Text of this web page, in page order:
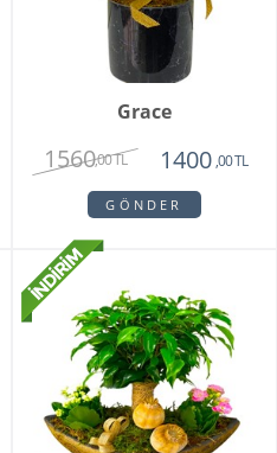
Grace
1560,00 TL 1400 ,00 TL
GÖNDER